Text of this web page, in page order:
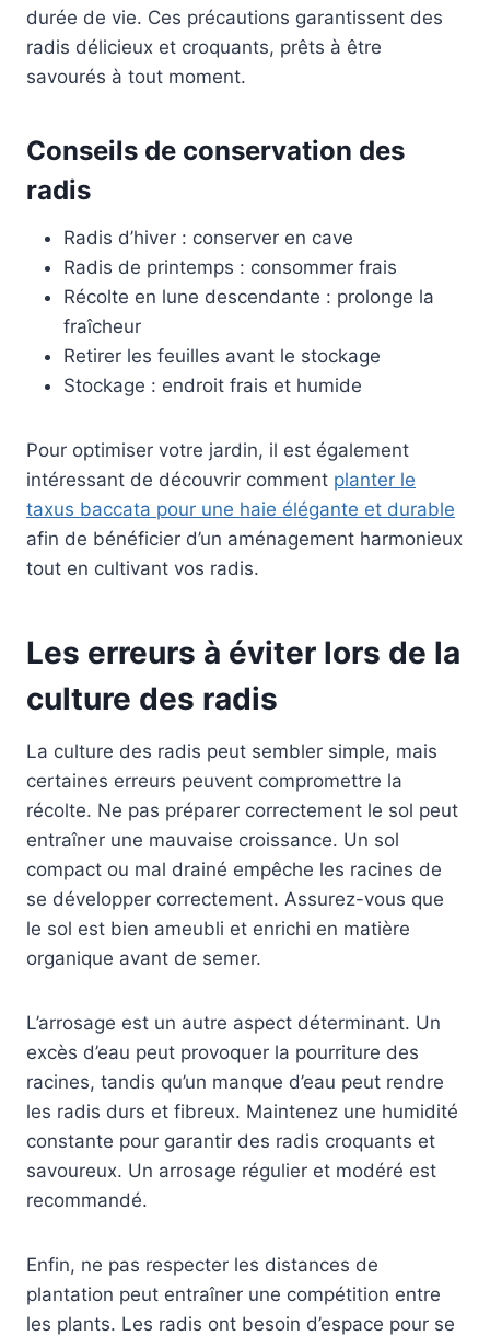
durée de vie. Ces précautions garantissent des
radis délicieux et croquants, prêts à être
savourés à tout moment.
Conseils de conservation des
radis
Radis d’hiver : conserver en cave
Radis de printemps : consommer frais
Récolte en lune descendante : prolonge la
fraîcheur
Retirer les feuilles avant le stockage
Stockage : endroit frais et humide
Pour optimiser votre jardin, il est également
intéressant de découvrir comment planter le
taxus baccata pour une haie élégante et durable
afin de bénéficier d’un aménagement harmonieux
tout en cultivant vos radis.
Les erreurs à éviter lors de la
culture des radis
La culture des radis peut sembler simple, mais
certaines erreurs peuvent compromettre la
récolte. Ne pas préparer correctement le sol peut
entraîner une mauvaise croissance. Un sol
compact ou mal drainé empêche les racines de
se développer correctement. Assurez-vous que
le sol est bien ameubli et enrichi en matière
organique avant de semer.
L’arrosage est un autre aspect déterminant. Un
excès d’eau peut provoquer la pourriture des
racines, tandis qu’un manque d’eau peut rendre
les radis durs et fibreux. Maintenez une humidité
constante pour garantir des radis croquants et
savoureux. Un arrosage régulier et modéré est
recommandé.
Enfin, ne pas respecter les distances de
plantation peut entraîner une compétition entre
les plants. Les radis ont besoin d’espace pour se